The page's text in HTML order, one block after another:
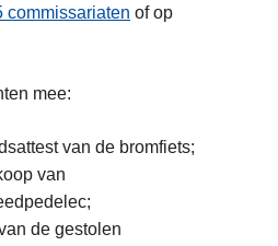
commissariaten of op
mee:
van de bromfiets;
van
de gestolen